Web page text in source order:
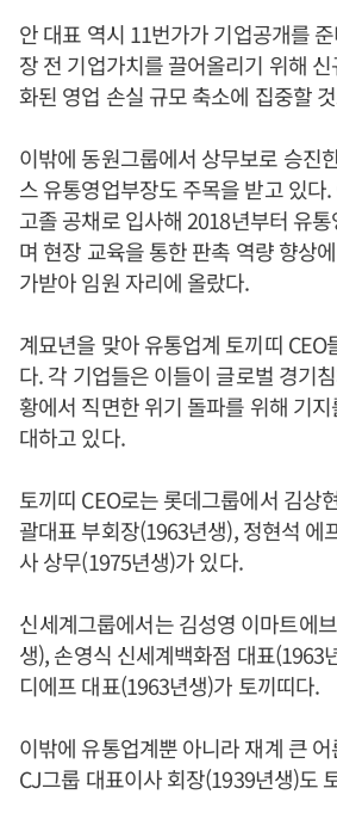
안 대표 역시 11번가가 기업공개를
장 전 기업가치를 끌어올리기 위해
화된 영업 손실 규모 축소에 집중할
이밖에 동원그룹에서 상무보로 승진
스 유통영업부장도 주목을 받고 있다
고졸 공채로 입사해 2018년부터 유
며 현장 교육을 통한 판촉 역량 향상
가받아 임원 자리에 올랐다.
계묘년을 맞아 유통업계 토끼띠 CEO
다. 각 기업들은 이들이 글로벌 경기
황에서 직면한 위기 돌파를 위해 기
대하고 있다.
토끼띠 CEO로는 롯데그룹에서 김상
괄대표 부회장(1963년생), 정현석 에
사 상무(1975년생)가 있다.
신세계그룹에서는 김성영 이마트에
생), 손영식 신세계백화점 대표(1963
디에프 대표(1963년생)가 토끼띠다.
이밖에 유통업계뿐 아니라 재계 큰
CJ그룹 대표이사 회장(1939년생)도